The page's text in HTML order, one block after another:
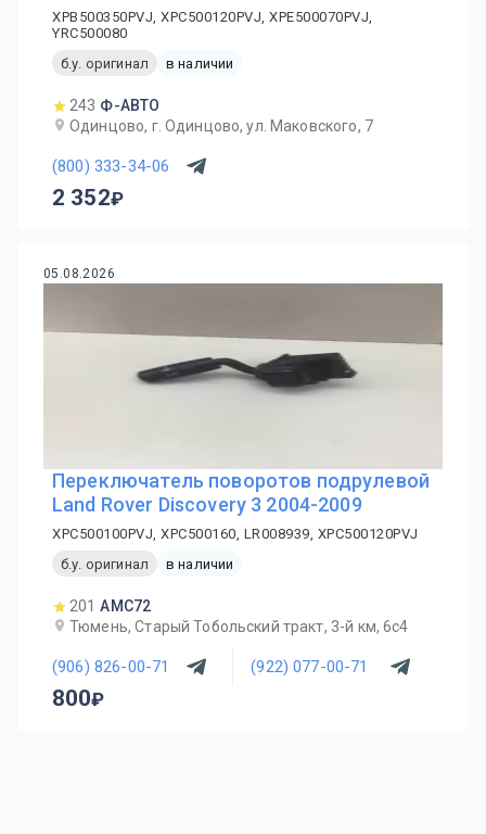
XPB500350PVJ, XPC500120PVJ, XPE500070PVJ,
YRC500080
б.у. оригинал
в наличии
243 Ф-АВТО
Одинцово, г. Одинцово, ул. Маковского, 7
(800) 333-34-06
2 352
05.08.2026
Переключатель поворотов подрулевой
Land Rover Discovery 3 2004-2009
XPC500100PVJ, XPC500160, LR008939, XPC500120PVJ
б.у. оригинал
в наличии
201 AMC72
Тюмень, Старый Тобольский тракт, 3-й км, 6с4
(906) 826-00-71 (922) 077-00-71
800